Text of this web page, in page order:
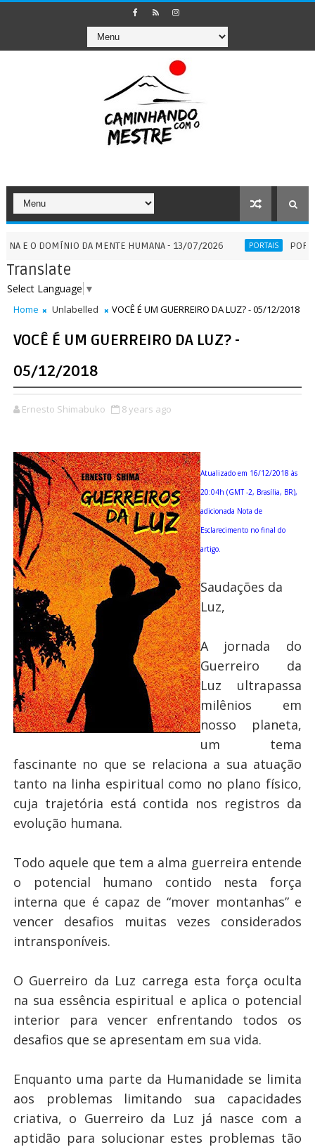
DA MENTE HUMANA - 13/07/2026 PORTAIS PORTAL 7:7 -
Translate
Select Language ▼
Home Unlabelled VOCÊ É UM GUERREIRO DA LUZ? - 05/12/2018
VOCÊ É UM GUERREIRO DA LUZ? -
05/12/2018
Ernesto Shimabuko 8 years ago
Atualizado em 16/12/2018 às
20:04h (GMT -2, Brasília, BR),
adicionada Nota de
Esclarecimento no final do
artigo.
Saudações da
Luz,
A jornada do
Guerreiro da
Luz ultrapassa
milênios em
nosso planeta,
um tema
fascinante no que se relaciona a sua atuação
tanto na linha espiritual como no plano físico,
cuja trajetória está contida nos registros da
evolução humana.
Todo aquele que tem a alma guerreira entende
o potencial humano contido nesta força
interna que é capaz de “mover montanhas” e
vencer desafios muitas vezes considerados
intransponíveis.
O Guerreiro da Luz carrega esta força oculta
na sua essência espiritual e aplica o potencial
interior para vencer enfrentando todos os
desafios que se apresentam em sua vida.
Enquanto uma parte da Humanidade se limita
aos problemas limitando sua capacidades
criativa, o Guerreiro da Luz já nasce com a
aptidão para solucionar estes problemas tão